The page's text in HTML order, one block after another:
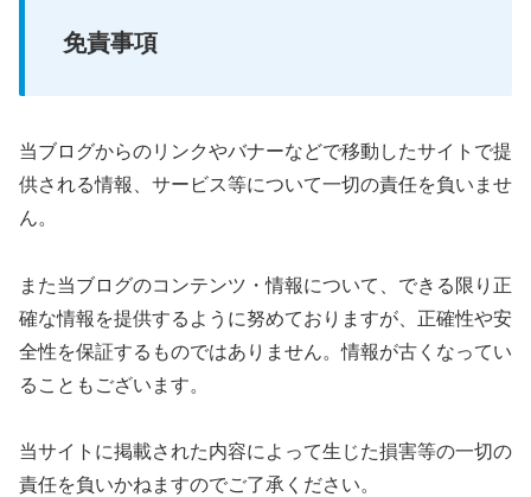
免責事項
当ブログからのリンクやバナーなどで移動したサイトで提
供される情報、サービス等について一切の責任を負いませ
ん。
また当ブログのコンテンツ・情報について、できる限り正
確な情報を提供するように努めておりますが、正確性や安
全性を保証するものではありません。情報が古くなってい
ることもございます。
当サイトに掲載された内容によって生じた損害等の一切の
責任を負いかねますのでご了承ください。